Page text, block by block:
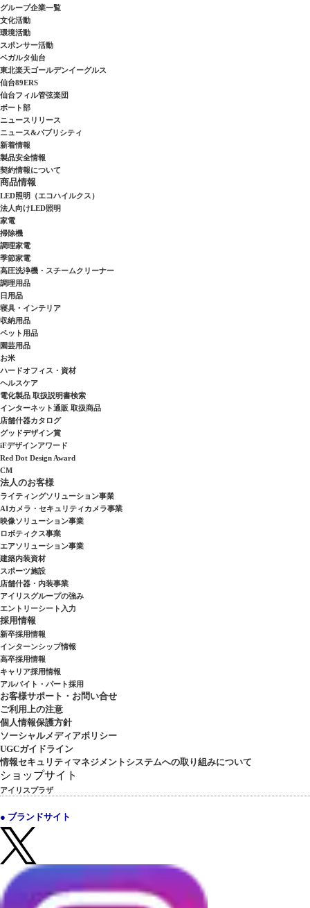
グループ企業一覧
文化活動
環境活動
スポンサー活動
ベガルタ仙台
東北楽天ゴールデンイーグルス
仙台89ERS
仙台フィル管弦楽団
ボート部
ニュースリリース
ニュース&パブリシティ
新着情報
製品安全情報
契約情報について
商品情報
LED照明（エコハイルクス）
法人向けLED照明
家電
掃除機
調理家電
季節家電
高圧洗浄機・スチームクリーナー
調理用品
日用品
寝具・インテリア
収納用品
ペット用品
園芸用品
お米
ハードオフィス・資材
ヘルスケア
電化製品 取扱説明書検索
インターネット通販 取扱商品
店舗什器カタログ
グッドデザイン賞
iFデザインアワード
Red Dot Design Award
CM
法人のお客様
ライティングソリューション事業
AIカメラ・セキュリティカメラ事業
映像ソリューション事業
ロボティクス事業
エアソリューション事業
建築内装資材
スポーツ施設
店舗什器・内装事業
アイリスグループの強み
エントリーシート入力
採用情報
新卒採用情報
インターンシップ情報
高卒採用情報
キャリア採用情報
アルバイト・パート採用
お客様サポート・お問い合せ
ご利用上の注意
個人情報保護方針
ソーシャルメディアポリシー
UGCガイドライン
情報セキュリティマネジメントシステムへの取り組みについて
ショップサイト
アイリスプラザ
● ブランドサイト